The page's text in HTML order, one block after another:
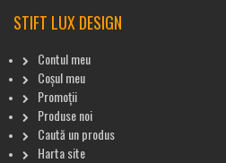
STIFT LUX DESIGN
Contul meu
Coșul meu
Promoții
Produse noi
Caută un produs
Harta site